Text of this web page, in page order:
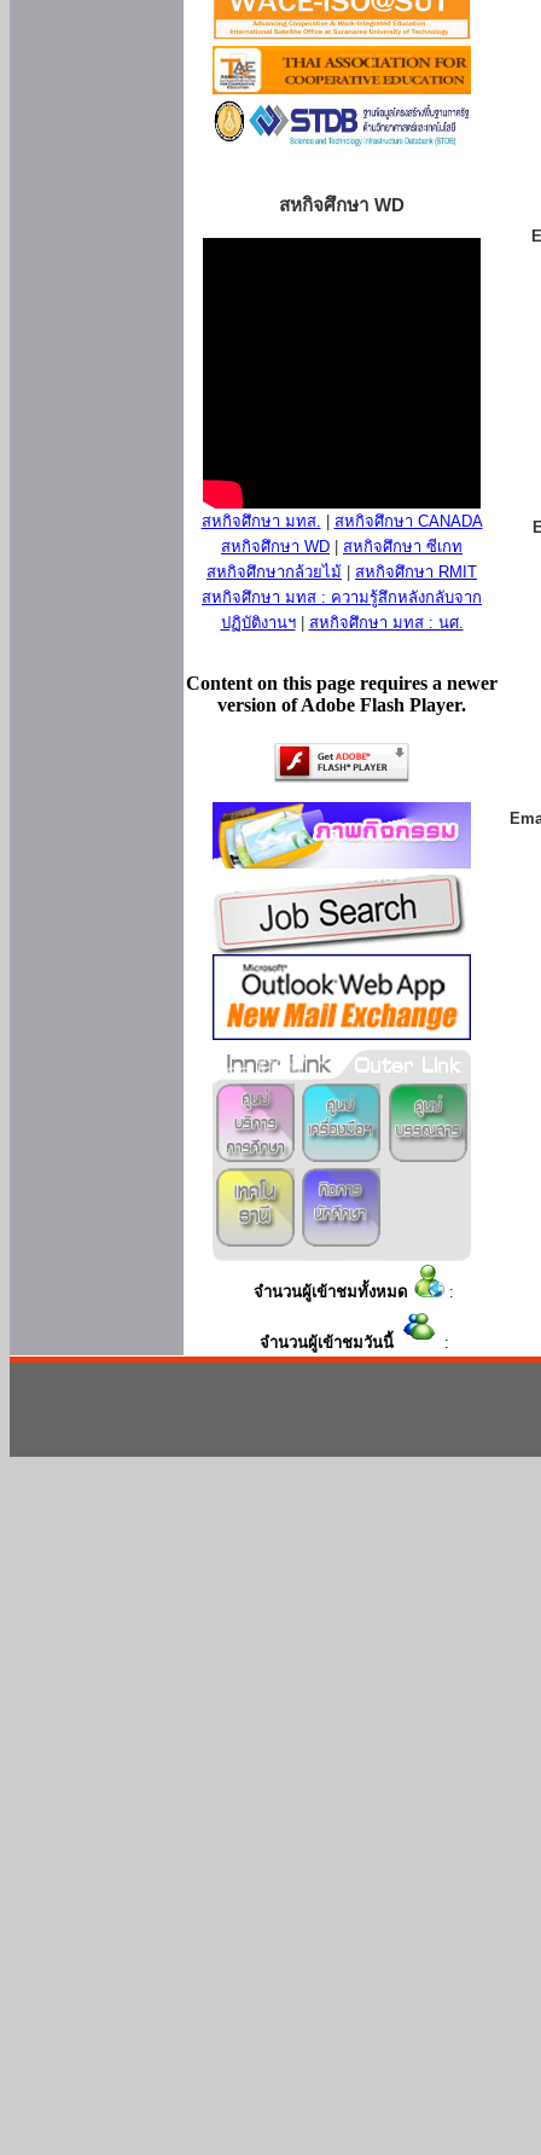
สหกิจศึกษา WD
สหกิจศึกษา มทส.
สหกิจศึกษา CANADA
สหกิจศึกษา WD
สหกิจศึกษา ซีเกท
สหกิจศึกษากล้วยไม้
สหกิจศึกษา RMIT
สหกิจศึกษา มทส : ความรู้สึกหลังกลับจาก
ปฏิบัติงานฯ| สหกิจศึกษา มทส : นศ.
Content on this page requires a newer
version of Adobe Flash Player.
จำนวนผู้เข้าชมทั้งหมด :
จำนวนผู้เข้าชมวันนี้ :